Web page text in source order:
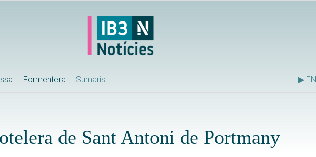
Formentera Sumaris ▶
de Sant Antoni de Portmany